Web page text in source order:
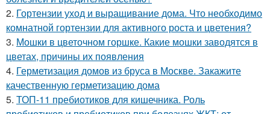
2. Гортензии уход и выращивание дома. Что необходимо
комнатной гортензии для активного роста и цветения?
3. Мошки в цветочном горшке. Какие мошки заводятся в
цветах, причины их появления
4. Герметизация домов из бруса в Москве. Закажите
качественную герметизацию дома
5. ТОП-11 пребиотиков для кишечника. Роль